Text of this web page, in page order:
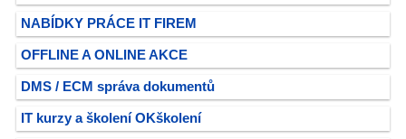
NABÍDKY PRÁCE IT FIREM
OFFLINE A ONLINE AKCE
DMS / ECM správa dokumentů
IT kurzy a školení OKškolení